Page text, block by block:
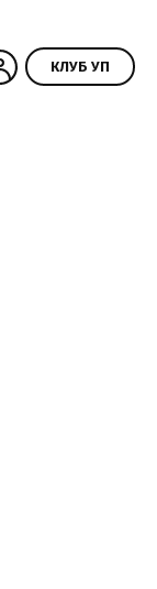
КЛУБ УП